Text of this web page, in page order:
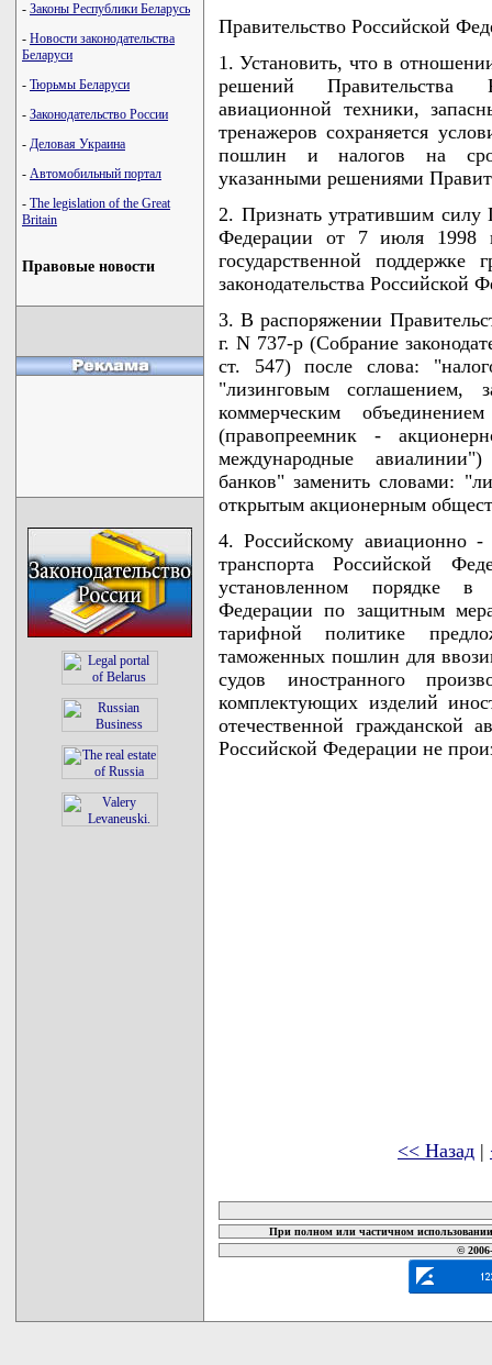
- Законы Республики Беларусь
- Новости законодательства
Беларуси
- Тюрьмы Беларуси
- Законодательство России
- Деловая Украина
- Автомобильный портал
- The legislation of the Great
Britain
Правовые новости
Правительство Российской
1. Установить, что в
решений Правительства
авиационной техники,
тренажеров сохраняется
пошлин и налогов на
указанными решениями
2. Признать утратившим силу
Федерации от 7 июля 1998
государственной поддержке
законодательства Российской
3. В распоряжении
г. N 737-р (Собрание
ст. 547) после слова:
"лизинговым соглашением,
коммерческим
(правопреемник -
международные
банков" заменить словами:
открытым акционерным
4. Российскому авиационно -
транспорта Российской
установленном порядке в
Федерации по защитным
тарифной политике
таможенных пошлин для
судов иностранного
комплектующих изделий
отечественной гражданской
Российской Федерации не
<< Назад |
При полном или частичном
©